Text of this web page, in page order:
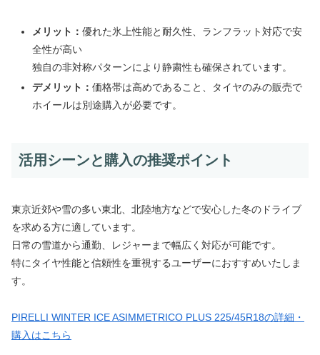
メリット： 優れた氷上性能と耐久性、ランフラット対応で安
全性が高い
独自の非対称パターンにより静粛性も確保されています。
デメリット： 価格帯は高めであること、タイヤのみの販売で
ホイールは別途購入が必要です。
活用シーンと購入の推奨ポイント
東京近郊や雪の多い東北、北陸地方などで安心した冬のドライブ
を求める方に適しています。
日常の雪道から通勤、レジャーまで幅広く対応が可能です。
特にタイヤ性能と信頼性を重視するユーザーにおすすめいたしま
す。
PIRELLI WINTER ICE ASIMMETRICO PLUS 225/45R18の詳細・
購入はこちら